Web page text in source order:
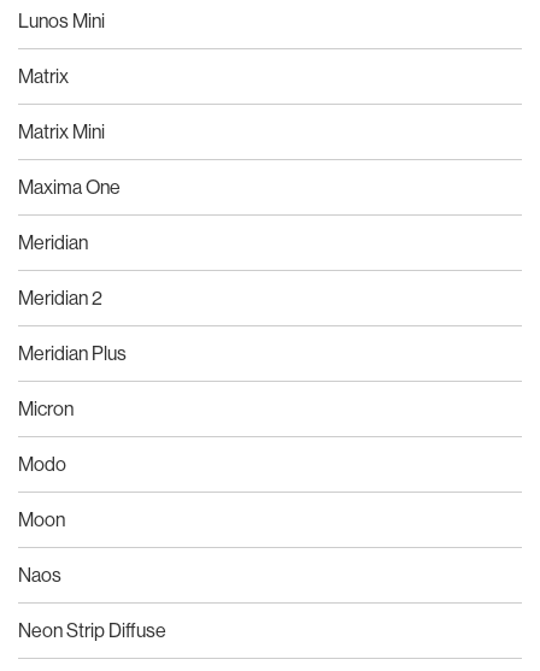
Lunos Mini
Matrix
Matrix Mini
Maxima One
Meridian
Meridian 2
Meridian Plus
Micron
Modo
Moon
Naos
Neon Strip Diffuse